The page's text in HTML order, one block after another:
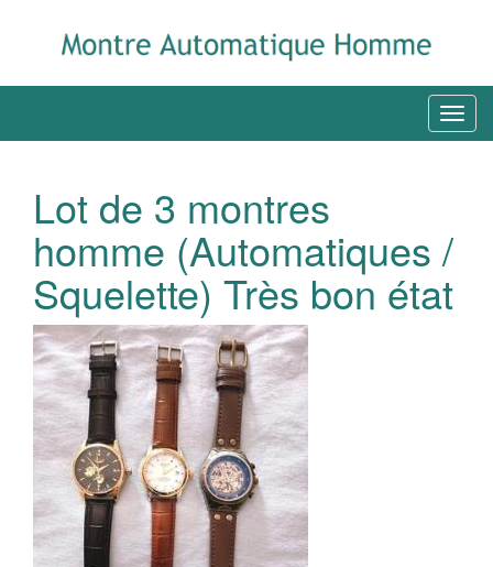
Lot de 3 montres
homme (Automatiques /
Squelette) Très bon état